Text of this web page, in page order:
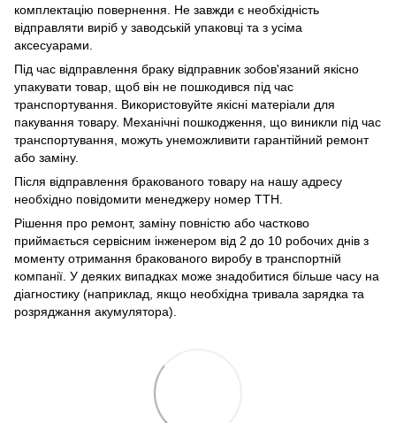
комплектацію повернення. Не завжди є необхідність
відправляти виріб у заводській упаковці та з усіма
аксесуарами.
Під час відправлення браку відправник зобов'язаний якісно
упакувати товар, щоб він не пошкодився під час
транспортування. Використовуйте якісні матеріали для
пакування товару. Механічні пошкодження, що виникли під час
транспортування, можуть унеможливити гарантійний ремонт
або заміну.
Після відправлення бракованого товару на нашу адресу
необхідно повідомити менеджеру номер ТТН.
Рішення про ремонт, заміну повністю або частково
приймається сервісним інженером від 2 до 10 робочих днів з
моменту отримання бракованого виробу в транспортній
компанії. У деяких випадках може знадобитися більше часу на
діагностику (наприклад, якщо необхідна тривала зарядка та
розряджання акумулятора).